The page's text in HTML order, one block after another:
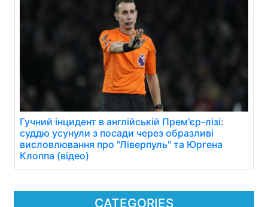
CATEGORIES
Гучний інцидент в англійській Прем'єр-лізі:
суддю усунули з посади через образливі
висловлювання про "Ліверпуль" та Юргена
Клоппа (відео)